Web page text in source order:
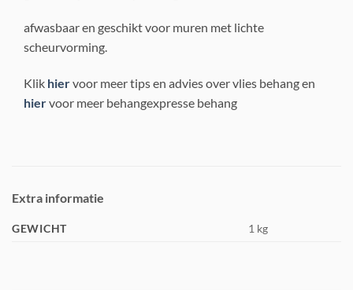
afwasbaar en geschikt voor muren met lichte
scheurvorming.
Klik hiervoor meer tips en advies over vlies behang en
hiervoor meer behangexpresse behang
Extra informatie
GEWICHT 1 kg